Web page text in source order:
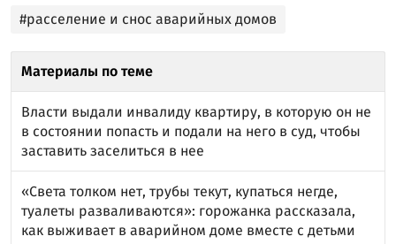
#расселение и снос аварийных домов
Материалы по теме
Власти выдали инвалиду квартиру, в которую он не
в состоянии попасть и подали на него в суд, чтобы
заставить заселиться в нее
«Света толком нет, трубы текут, купаться негде,
туалеты разваливаются»: горожанка рассказала,
как выживает в аварийном доме вместе с детьми